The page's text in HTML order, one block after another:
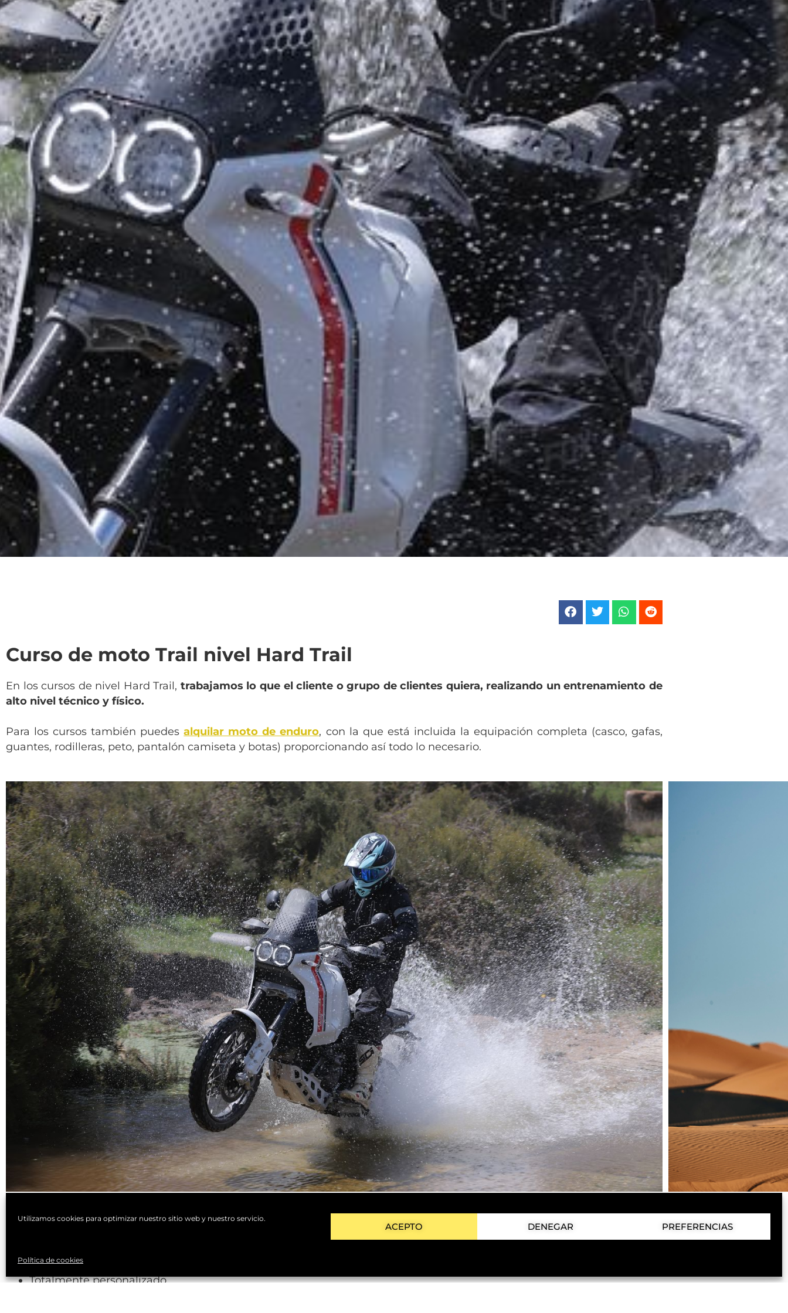
Utilizamos cookies para optimizar nuestro sitio web y nuestro servicio.
ACEPTO DENEGAR PREFERENCIAS
Política de cookies
Curso de moto Trail nivel Hard Trail
En los cursos de nivel Hard Trail, trabajamos lo que el cliente o grupo de clientes quiera, realizando un entrenamiento de
alto nivel técnico y físico.
Para los cursos también puedesalquilar moto de enduro, con la que está incluida la equipación completa (casco, gafas,
guantes, rodilleras, peto, pantalón camiseta y botas) proporcionando así todo lo necesario.
Totalmente personalizado.